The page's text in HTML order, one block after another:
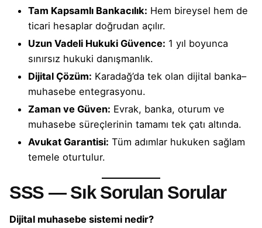
Tam Kapsamlı Bankacılık: Hem bireysel hem de
ticari hesaplar doğrudan açılır.
Uzun Vadeli Hukuki Güvence: 1 yıl boyunca
sınırsız hukuki danışmanlık.
Dijital Çözüm: Karadağ’da tek olan dijital banka–
muhasebe entegrasyonu.
Zaman ve Güven: Evrak, banka, oturum ve
muhasebe süreçlerinin tamamı tek çatı altında.
Avukat Garantisi: Tüm adımlar hukuken sağlam
temele oturtulur.
SSS — Sık Sorulan Sorular
Dijital muhasebe sistemi nedir?